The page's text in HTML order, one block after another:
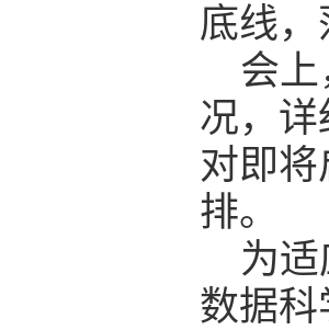
底线
会上
况，详
对即
排。
为
数据